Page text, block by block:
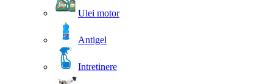
Ulei motor
Antigel
Intretinere